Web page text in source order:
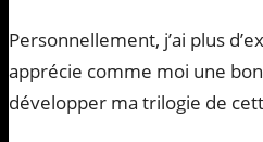
Personnellement, j’ai plus
apprécie comme moi une
développer ma trilogie de